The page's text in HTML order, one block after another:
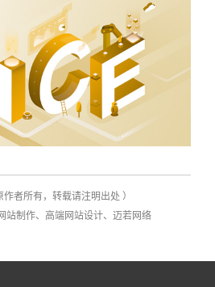
者所有，转载请注明出处 ）
站制作、高端网站设计、迈若网络